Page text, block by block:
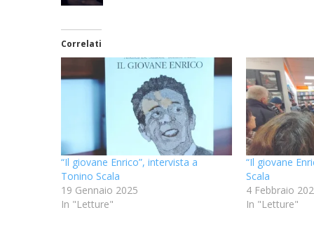
Correlati
“Il giovane Enrico”, intervista a
Tonino Scala
19 Gennaio 2025
In "Letture"
“Il giovane
Scala
4 Febbraio
In "Letture"